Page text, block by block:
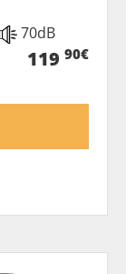
70dB
119 90€